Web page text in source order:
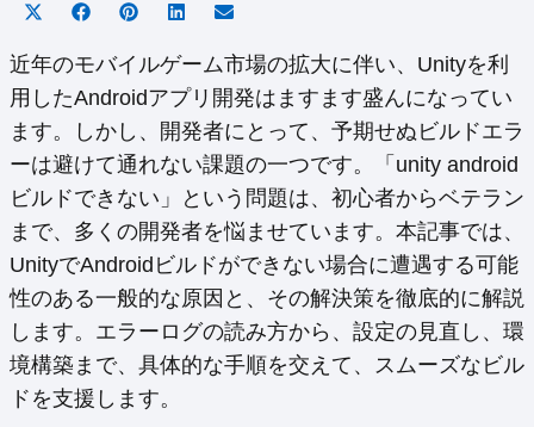
Share
X
(Twitter)
Share
Facebook
Share
Pinterest
Share
LinkedInEmail
近年のモバイルゲーム市場の拡大に伴い、Unityを利
用したAndroidアプリ開発はますます盛んになってい
ます。しかし、開発者にとって、予期せぬビルドエラ
ーは避けて通れない課題の一つです。「unity android
ビルドできない」という問題は、初心者からベテラン
まで、多くの開発者を悩ませています。本記事では、
UnityでAndroidビルドができない場合に遭遇する可能
性のある一般的な原因と、その解決策を徹底的に解説
します。エラーログの読み方から、設定の見直し、環
境構築まで、具体的な手順を交えて、スムーズなビル
ドを支援します。